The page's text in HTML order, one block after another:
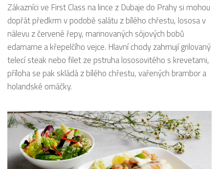
Zákazníci ve First Class na lince z Dubaje do Prahy si mohou
dopřát předkrm v podobě salátu z bílého chřestu, lososa v
nálevu z červené řepy, marinovaných sójových bobů
edamame a křepelčího vejce. Hlavní chody zahrnují grilovaný
telecí steak nebo filet ze pstruha lososovitého s krevetami,
příloha se pak skládá z bílého chřestu, vařených brambor a
holandské omáčky.